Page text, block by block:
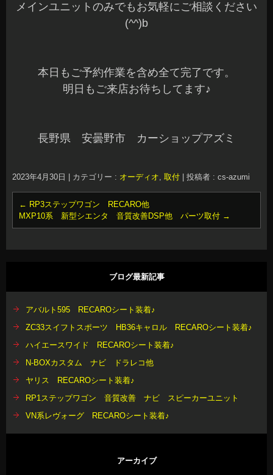
メインユニットのみでもお気軽にご相談ください
(^^)b
本日もご予約作業を含め全て完了です。
明日もご来店お待ちしてます♪
長野県 安曇野市 カーショップアズミ
2023年4月30日 カテゴリー : オーディオ, 取付 投稿者 : cs-azumi
← RP3ステップワゴン RECARO他
MXP10系 新型シエンタ 音質改善DSP他 パーツ取付 →
ブログ最新記事
アバルト595 RECAROシート装着♪
ZC33スイフトスポーツ HB36キャロル RECAROシート装着♪
ハイエースワイド RECAROシート装着♪
N-BOXカスタム ナビ ドラレコ他
ヤリス RECAROシート装着♪
RP1ステップワゴン 音質改善 ナビ スピーカーユニット
VN系レヴォーグ RECAROシート装着♪
アーカイブ